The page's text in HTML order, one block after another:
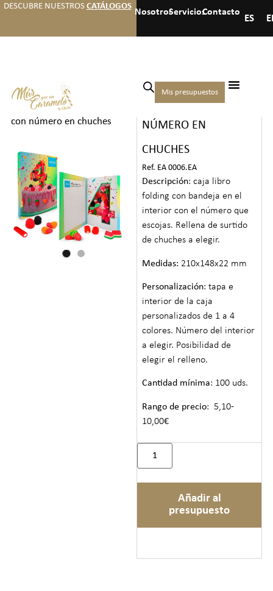
DESCUBRE NUESTROS CATÁLOGOS
NosotrosServiciosContacto
ES
Mis presupuestos
Inicio/ Eventos
y Cumpleaños/ Caja libro
con número en chuches
CAJA LIBRO CON
NÚMERO EN
CHUCHES
Ref. EA 0006.EA
Descripción: caja libro
folding con bandeja en el
interior con el número que
escojas. Rellena de surtido
de chuches a elegir.
Medidas: 210x148x22 mm
Personalización: tapa e
interior de la caja
personalizados de 1 a 4
colores. Número del interior
a elegir. Posibilidad de
elegir el relleno.
Cantidad mínima: 100 uds.
Rango de precio: 5,10-
10,00€
Añadir al
presupuesto